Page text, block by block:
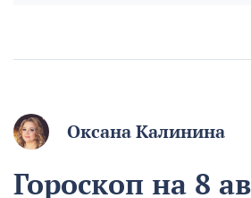
Оксана Калинина
Гороскоп на 8